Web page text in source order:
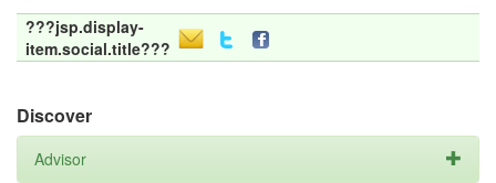
???jsp.display-
item.social.title???
Discover
Advisor